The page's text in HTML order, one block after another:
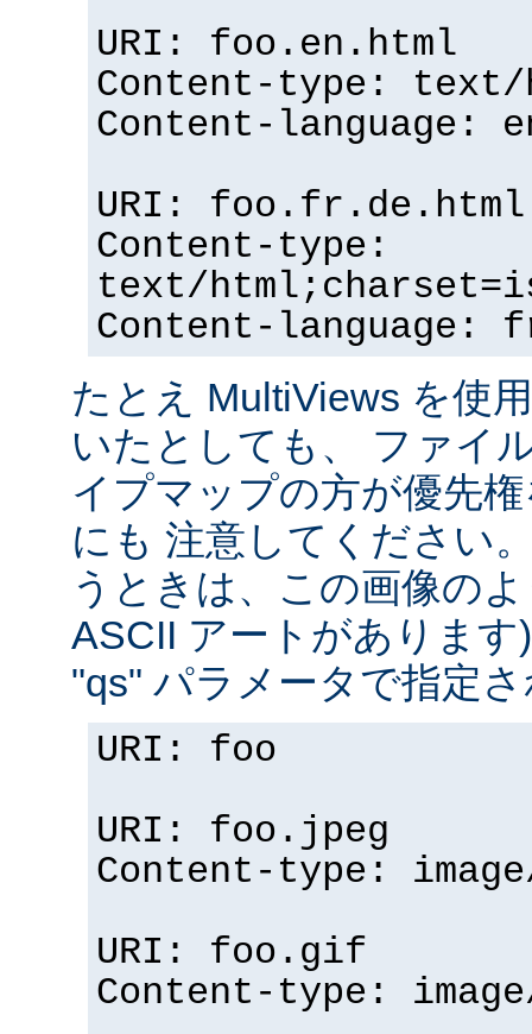
URI: foo.en.html
Content-type: text/
Content-language:
URI: foo.fr.de.html
Content-type:
text/
Content-language:
たとえ MultiViews を使
いたとしても、 ファイ
イプマップの方が優先
にも 注意してください
うときは、この画像の
ASCII アートがありま
"qs" パラメータで指定
URI: foo
URI: foo.jpeg
Content-type:
URI: foo.gif
Content-type: